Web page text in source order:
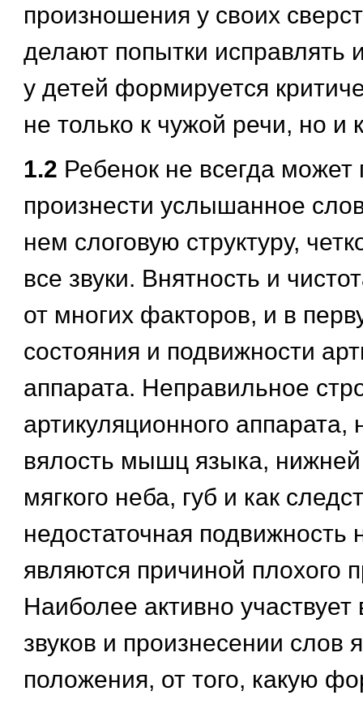
произношения у своих
делают попытки исправлять
у детей формируется
не только к чужой речи, но и
1.2 Ребенок не всегда может
произнести услышанное
нем слоговую структуру,
все звуки. Внятность и
от многих факторов, и в
состояния и подвижности
аппарата. Неправильное
артикуляционного аппарата,
вялость мышц языка,
мягкого неба, губ и как
недостаточная подвижность
являются причиной плохого
Наиболее активно
звуков и произнесении слов
положения, от того, какую